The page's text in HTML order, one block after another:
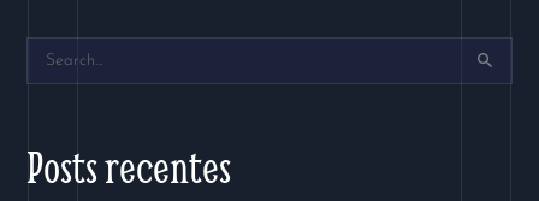
q
Posts recentes